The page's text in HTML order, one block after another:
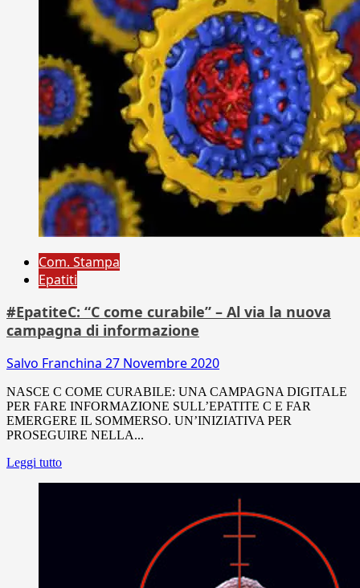
Com. Stampa
Epatiti
#EpatiteC: “C come curabile” – Al via la nuova
campagna di informazione
Salvo Franchina 27 Novembre 2020
NASCE C COME CURABILE: UNA CAMPAGNA DIGITALE
PER FARE INFORMAZIONE SULL’EPATITE C E FAR
EMERGERE IL SOMMERSO. UN’INIZIATIVA PER
PROSEGUIRE NELLA...
Leggi tutto